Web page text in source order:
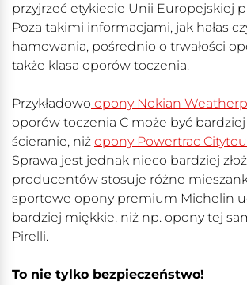
przyjrzeć etykiecie Unii Europejskiej
Poza takimi informacjami, jak hałas
hamowania, pośrednio o trwałości
także klasa oporów toczenia.
Przykładowo opony Nokian
oporów toczenia C może być
ścieranie, niż opony Powertrac
Sprawa jest jednak nieco bardziej
producentów stosuje różne
sportowe opony premium Michelin
bardziej miękkie, niż np. opony tej
Pirelli.
To nie tylko bezpieczeństwo!